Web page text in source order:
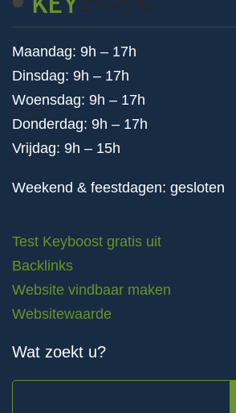
Maandag: 9h – 17h
Dinsdag: 9h – 17h
Woensdag: 9h – 17h
Donderdag: 9h – 17h
Vrijdag: 9h – 15h
Weekend & feestdagen: gesloten
Test Keyboost gratis uit
Backlinks
Website vindbaar maken
Websitewaarde
Wat zoekt u?